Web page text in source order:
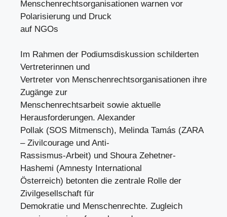
Menschenrechtsorganisationen warnen vor
Polarisierung und Druck
auf NGOs
Im Rahmen der Podiumsdiskussion schilderten
Vertreterinnen und
Vertreter von Menschenrechtsorganisationen ihre
Zugänge zur
Menschenrechtsarbeit sowie aktuelle
Herausforderungen. Alexander
Pollak (SOS Mitmensch), Melinda Tamás (ZARA
– Zivilcourage und Anti-
Rassismus-Arbeit) und Shoura Zehetner-
Hashemi (Amnesty International
Österreich) betonten die zentrale Rolle der
Zivilgesellschaft für
Demokratie und Menschenrechte. Zugleich